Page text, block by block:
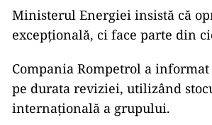
Ministerul Energiei insistă că
excepțională, ci face parte din
Compania Rompetrol a
pe durata reviziei, utilizând
internațională a grupului.